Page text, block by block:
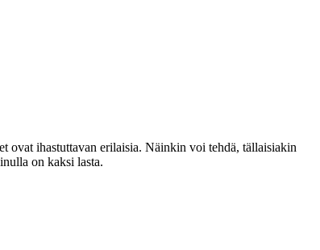
ovat ihastuttavan erilaisia. Näinkin voi tehdä, tällaisiakin
on kaksi lasta.